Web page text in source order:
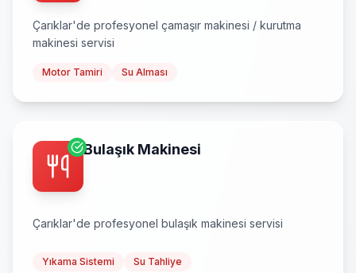
Çarıklar'de profesyonel çamaşır makinesi / kurutma
makinesi servisi
Motor Tamiri Su Alması
Bulaşık Makinesi
Çarıklar'de profesyonel bulaşık makinesi servisi
Yıkama Sistemi Su Tahliye